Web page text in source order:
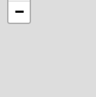
−